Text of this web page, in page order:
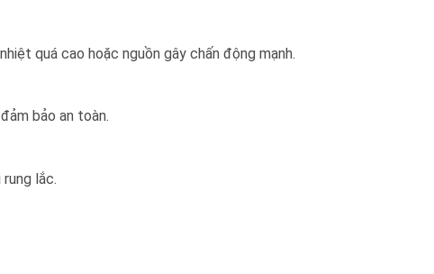
quá cao hoặc nguồn gây chấn động mạnh.
bảo an toàn.
lắc.